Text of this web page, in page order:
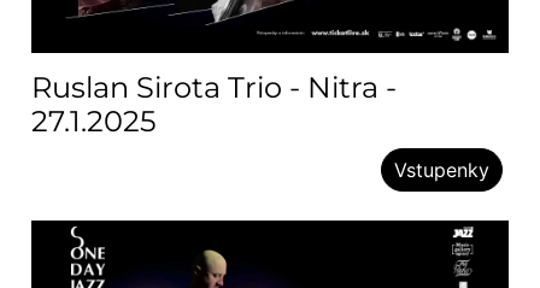
Ruslan Sirota Trio - Nitra -
27.1.2025
Vstupenky